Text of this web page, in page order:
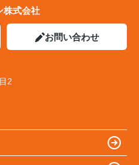
株式会社
お問い合わせ
2